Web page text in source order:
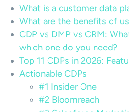
What is a customer data
What are the benefits of
CDP vs DMP vs CRM:
which one do you need?
Top 11 CDPs in 2026:
Actionable CDPs
#1 Insider One
#2 Bloomreach